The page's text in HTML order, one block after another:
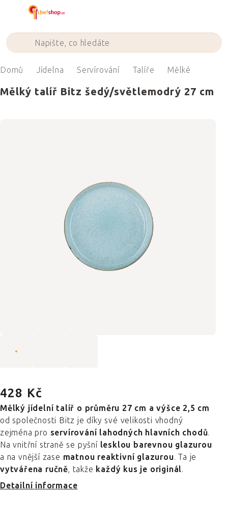
Domů Jídelna Servírování Talíře Mělké
Mělký talíř Bitz šedý/světlemodrý 27 cm
428 Kč
Mělký jídelní talíř o průměru 27 cm a výšce 2,5 cm
od společnosti Bitz je díky své velikosti vhodný
zejména pro servírování lahodných hlavních chodů.
Na vnitřní straně se pyšní lesklou barevnou glazurou
a na vnější zase matnou reaktivní glazurou. Ta je
vytvářena ručně, takže každý kus je originál.
Detailní informace